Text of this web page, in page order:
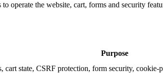
operate the website, cart, forms and security
Purpose
cart state, CSRF protection, form security, cookie-